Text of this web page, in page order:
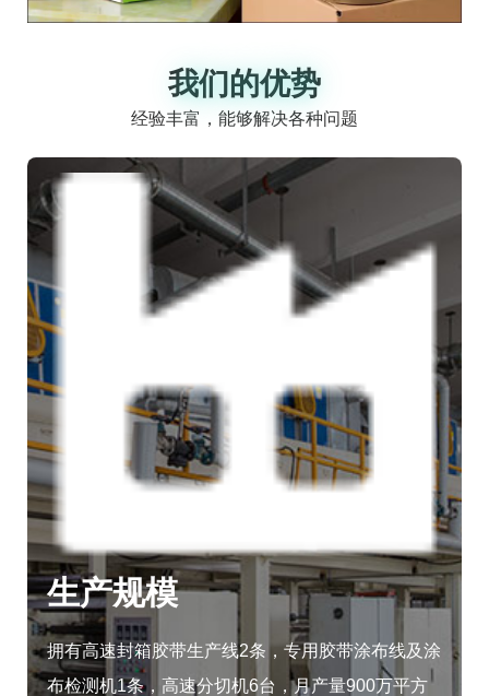
我们的优势
我们的优势
经验丰富，能够解决各种问题
生产规模
拥有高速封箱胶带生产线2条，专用胶带涂布线及涂
布检测机1条，高速分切机6台，月产量900万平方